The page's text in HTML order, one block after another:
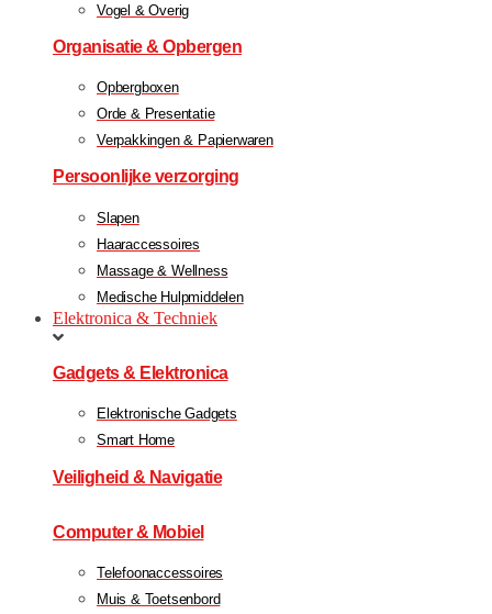
Vogel & Overig
Organisatie & Opbergen
Opbergboxen
Orde & Presentatie
Verpakkingen & Papierwaren
Persoonlijke verzorging
Slapen
Haaraccessoires
Massage & Wellness
Medische Hulpmiddelen
Elektronica & Techniek
Gadgets & Elektronica
Elektronische Gadgets
Smart Home
Veiligheid & Navigatie
Computer & Mobiel
Telefoonaccessoires
Muis & Toetsenbord